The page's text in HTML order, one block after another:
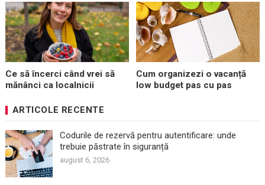
Ce să încerci când vrei să
mănânci ca localnicii
Cum organizezi o vacanță
low budget pas cu pas
ARTICOLE RECENTE
Codurile de rezervă pentru autentificare: unde
trebuie păstrate în siguranță
august 6, 2026